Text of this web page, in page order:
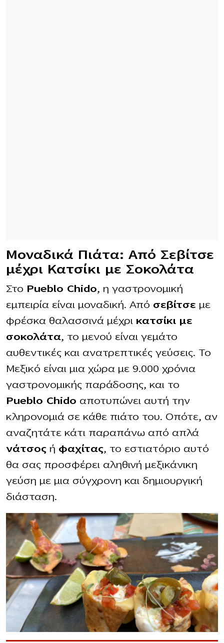
Μοναδικά Πιάτα: Από Σεβίτσε
μέχρι Κατσίκι με Σοκολάτα
Στο Pueblo Chido, η γαστρονομική
εμπειρία είναι μοναδική. Από σεβίτσε με
φρέσκα θαλασσινά μέχρι κατσίκι με
σοκολάτα, το μενού είναι γεμάτο
αυθεντικές και ανατρεπτικές γεύσεις. Το
Μεξικό είναι μια χώρα με 9.000 χρόνια
γαστρονομικής παράδοσης, και το
Pueblo Chido αποτυπώνει αυτή την
κληρονομιά σε κάθε πιάτο του. Οπότε, αν
αναζητάτε κάτι παραπάνω από απλά
νάτσος ή φαχίτας, το εστιατόριο αυτό
θα σας προσφέρει αληθινή μεξικάνικη
γεύση με μια σύγχρονη και δημιουργική
διάσταση.